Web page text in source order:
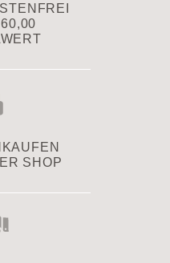
SHOP